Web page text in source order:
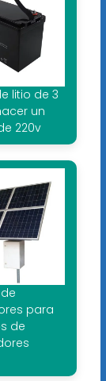
litio de 3
un
220v
para
de